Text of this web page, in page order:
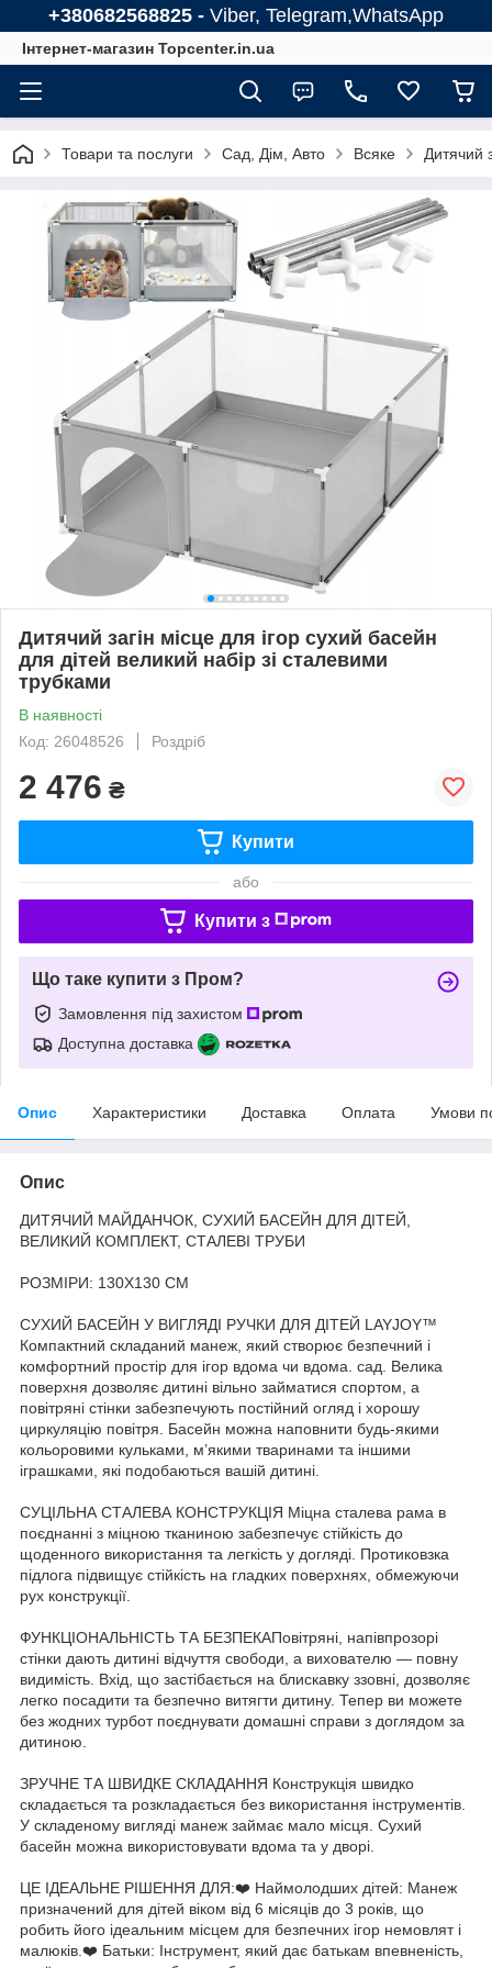
+380682568825 - Viber, Telegram,WhatsApp
Інтернет-магазин Topcenter.in.ua
Товари та послуги Сад, Дім, Авто Всяке Дитячий
Дитячий загін місце для ігор сухий басейн
для дітей великий набір зі сталевими
трубками
В наявності
Код: 26048526
Роздріб
2 476 ₴
Купити
або
Купити з
Що таке купити з Пром?
Замовлення під захистом
Доступна доставка
Опис Характеристики Доставка Оплата Умови
Опис
ДИТЯЧИЙ МАЙДАНЧОК, СУХИЙ БАСЕЙН ДЛЯ ДІТЕЙ,
ВЕЛИКИЙ КОМПЛЕКТ, СТАЛЕВІ ТРУБИ
РОЗМІРИ: 130X130 СМ
СУХИЙ БАСЕЙН У ВИГЛЯДІ РУЧКИ ДЛЯ ДІТЕЙ LAYJOY™
Компактний складаний манеж, який створює безпечний і
комфортний простір для ігор вдома чи вдома. сад. Велика
поверхня дозволяє дитині вільно займатися спортом, а
повітряні стінки забезпечують постійний огляд і хорошу
циркуляцію повітря. Басейн можна наповнити будь-якими
кольоровими кульками, м’якими тваринами та іншими
іграшками, які подобаються вашій дитині.
СУЦІЛЬНА СТАЛЕВА КОНСТРУКЦІЯ Міцна сталева рама в
поєднанні з міцною тканиною забезпечує стійкість до
щоденного використання та легкість у догляді. Протиковзка
підлога підвищує стійкість на гладких поверхнях, обмежуючи
рух конструкції.
ФУНКЦІОНАЛЬНІСТЬ ТА БЕЗПЕКАПовітряні, напівпрозорі
стінки дають дитині відчуття свободи, а вихователю — повну
видимість. Вхід, що застібається на блискавку ззовні, дозволяє
легко посадити та безпечно витягти дитину. Тепер ви можете
без жодних турбот поєднувати домашні справи з доглядом за
дитиною.
ЗРУЧНЕ ТА ШВИДКЕ СКЛАДАННЯ Конструкція швидко
складається та розкладається без використання інструментів.
У складеному вигляді манеж займає мало місця. Сухий
басейн можна використовувати вдома та у дворі.
ЦЕ ІДЕАЛЬНЕ РІШЕННЯ ДЛЯ:❤️ Наймолодших дітей: Манеж
призначений для дітей віком від 6 місяців до 3 років, що
робить його ідеальним місцем для безпечних ігор немовлят і
малюків.❤️ Батьки: Інструмент, який дає батькам впевненість,